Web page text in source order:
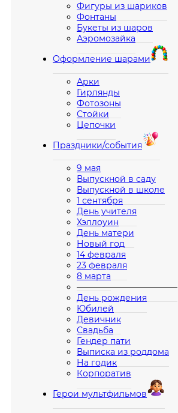
Фигуры из шариков
Фонтаны
Букеты из шаров
Аэромозайка
Оформление шарами
Арки
Гирлянды
Фотозоны
Стойки
Цепочки
Праздники/события
9 мая
Выпускной в саду
Выпускной в школе
1 сентября
День учителя
Хэллоуин
День матери
Новый год
14 февраля
23 февраля
8 марта
————————————
День рождения
Юбилей
Девичник
Свадьба
Гендер пати
Выписка из роддома
На годик
Корпоратив
Герои мультфильмов